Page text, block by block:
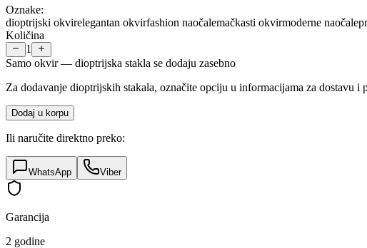
Oznake:
dioptrijski okvirelegantan okvirfashion naočalemačkasti okvirmoderne naočale
Količina
1
Samo okvir — dioptrijska stakla se dodaju zasebno
Za dodavanje dioptrijskih stakala, označite opciju u informacijama za dostavu
Dodaj u korpu
Ili naručite direktno preko:
WhatsApp Viber
Garancija
2 godine